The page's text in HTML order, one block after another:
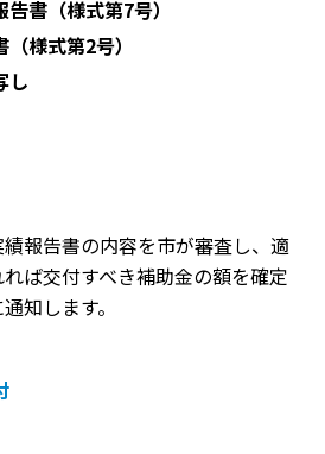
書（様式第7号）
様式第2号）
し
報告書の内容を市が審査し、適
ば交付すべき補助金の額を確定
知します。